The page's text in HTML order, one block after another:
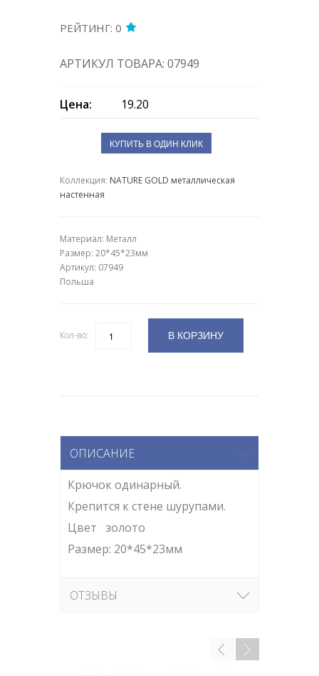
РЕЙТИНГ: 0
АРТИКУЛ ТОВАРА: 07949
Цена: 19.20
КУПИТЬ В ОДИН КЛИК
Коллекция: NATURE GOLD металлическая
настенная
Материал: Металл
Размер: 20*45*23мм
Артикул: 07949
Польша
Кол-во: Количество В КОРЗИНУ
ОПИСАНИЕ
Крючок одинарный.
Крепится к стене шурупами.
Цвет золото
Размер: 20*45*23мм
ОТЗЫВЫ